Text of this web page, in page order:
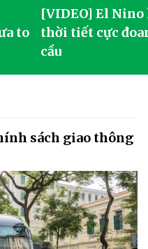
to
[VIDEO] El
thời tiết cực
cầu
sách giao thông